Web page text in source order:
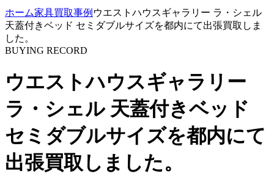
ホーム家具買取事例 ウエストハウスギャラリー ラ・シェル
天蓋付きベッド セミダブルサイズを都内にて出張買取しま
した。
BUYING RECORD
ウエストハウスギャラリー
ラ・シェル 天蓋付きベッド
セミダブルサイズを都内にて
出張買取しました。